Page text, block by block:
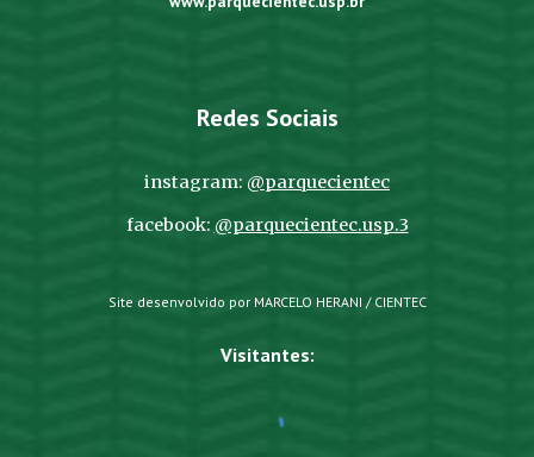
Redes Sociais
instagram: @parquecientec
facebook: @parquecientec.usp.3
Site desenvolvido por MARCELO HERANI / CIENTEC
Visitantes: